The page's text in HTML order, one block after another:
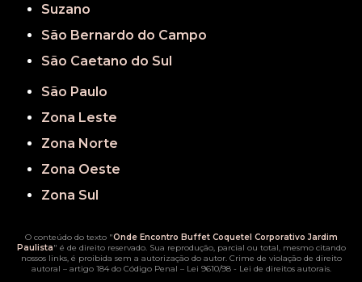
Suzano
São Bernardo do Campo
São Caetano do Sul
São Paulo
Zona Leste
Zona Norte
Zona Oeste
Zona Sul
O conteúdo do texto "Onde Encontro Buffet Coquetel Corporativo Jardim
Paulista" é de direito reservado. Sua reprodução, parcial ou total, mesmo citando
nossos links, é proibida sem a autorização do autor. Crime de violação de direito
autoral – artigo 184 do Código Penal – Lei 9610/98 - Lei de direitos autorais.